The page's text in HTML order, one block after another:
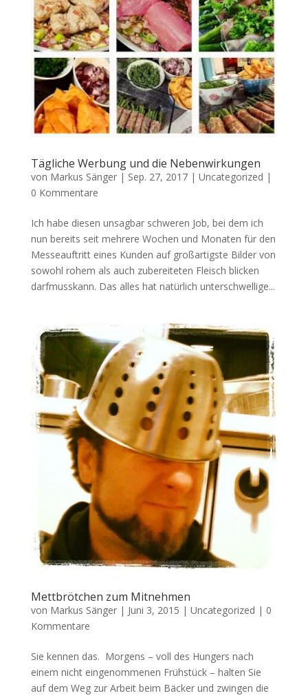
Tägliche Werbung und die Nebenwirkungen
von Markus Sänger| Sep. 27, 2017| Uncategorized |
0 Kommentare
Ich habe diesen unsagbar schweren Job, bei dem ich
nun bereits seit mehrere Wochen und Monaten für den
Messeauftritt eines Kunden auf großartigste Bilder von
sowohl rohem als auch zubereiteten Fleisch blicken
darfmusskann. Das alles hat natürlich unterschwellige...
Mettbrötchen zum Mitnehmen
von Markus Sänger| Juni 3, 2015 | Uncategorized | 0
Kommentare
Sie kennen das. Morgens – voll des Hungers nach
einem nicht eingenommenen Frühstück – halten Sie
auf dem Weg zur Arbeit beim Bäcker und zwingen die